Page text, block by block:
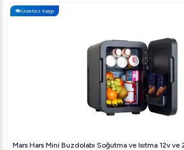
Ücretsiz Kargo
Mars Hars Mini Buzdolabı Soğutma ve Isıtma 12v ve